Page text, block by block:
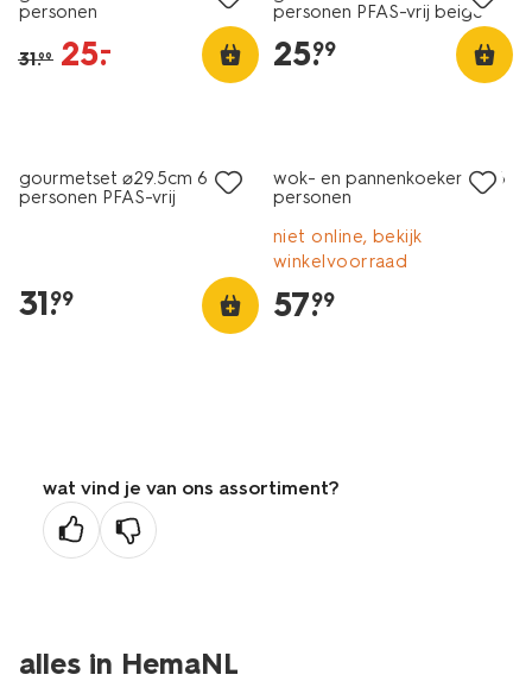
personen
31.99 25.
–
personen PFAS-vrij beige
25.
99
gourmetset ⌀29.5cm 6
personen PFAS-vrij
31.
99
wok- en pannenkoekenset 6
personen
niet online, bekijk
winkelvoorraad
57.
99
wat vind je van ons assortiment?
alles in HemaNL